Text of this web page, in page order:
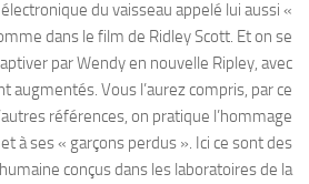
du vaisseau appelé lui aussi «
dans le film de Ridley Scott. Et on se
par Wendy en nouvelle Ripley, avec
augmentés. Vous l’aurez compris, par ce
références, on pratique l’hommage
à ses « garçons perdus ». Ici ce sont des
conçus dans les laboratoires de la